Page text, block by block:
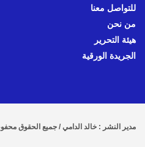
للتواصل معنا
من نحن
هيئة التحرير
الجريدة الورقية
مدير النشر : خالد الدامي / جميع الحقوق